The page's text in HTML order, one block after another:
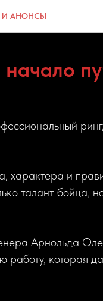
И АНОНСЫ
характера и
талант бойца,
Арнольда
работу, которая